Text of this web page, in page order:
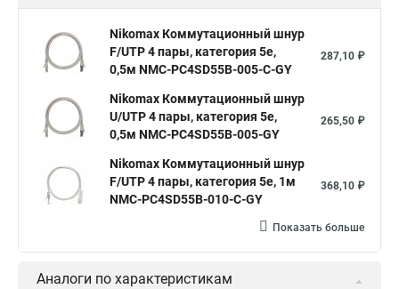
Nikomax Коммутационный шнур
F/UTP 4 пары, категория 5е,
0,5м NMC-PC4SD55B-005-C-GY
287,10 ₽
Nikomax Коммутационный шнур
U/UTP 4 пары, категория 5е,
0,5м NMC-PC4SD55B-005-GY
265,50 ₽
Nikomax Коммутационный шнур
F/UTP 4 пары, категория 5е, 1м
NMC-PC4SD55B-010-C-GY
368,10 ₽
Показать больше
Аналоги по характеристикам